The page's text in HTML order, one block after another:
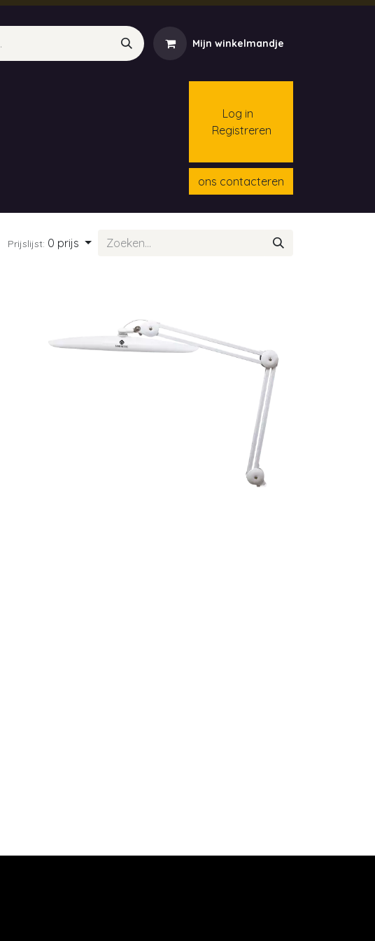
Mijn winkelmandje
Log in
Registreren
ons contacteren
Prijslijst: 0 prijs